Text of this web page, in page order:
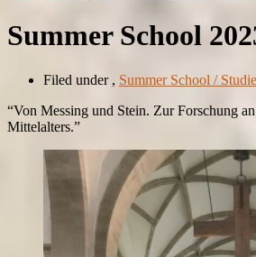
Summer School
Filed under , Summer School /
“Von Messing und Stein. Zur Forschung
Mittelalters.”